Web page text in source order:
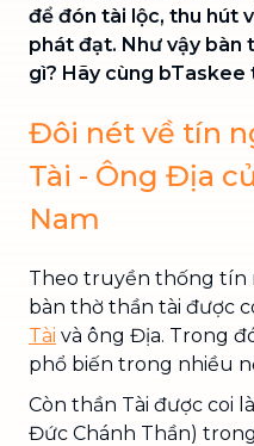
để đón tài lộc, thu hút
phát đạt. Như vậy bàn
gì? Hãy cùng bTaskee
Đôi nét về tín
Tài - Ông Địa
Nam
Theo truyền thống tín
bàn thờ thần tài được
Tài và ông Địa. Trong
phổ biến trong nhiều
Còn thần Tài được coi
Đức Chánh Thần)